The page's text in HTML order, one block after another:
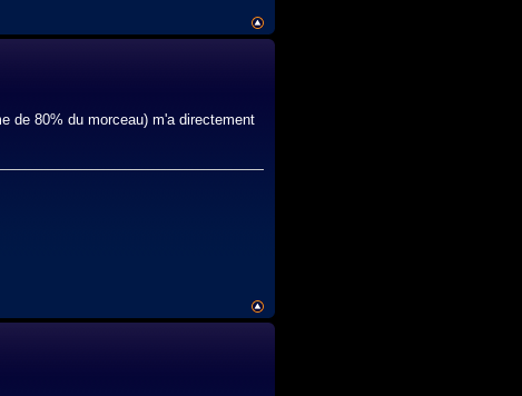
de 80% du morceau) m'a directement